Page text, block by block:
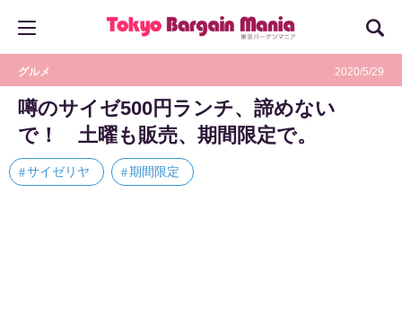
グルメ 2020/5/29
噂のサイゼ500円ランチ、諦めない
で！ 土曜も販売、期間限定で。
サイゼリヤ 期間限定